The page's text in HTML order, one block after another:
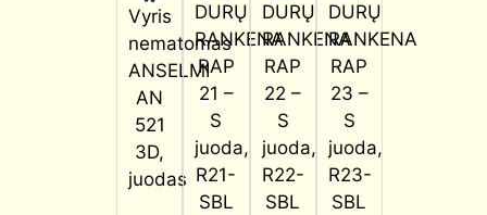
Vyris
nematomas
ANSELMI
AN
521
3D,
juodas
DURŲ
RANKENA
RAP
21 –
S
juoda,
R21-
SBL
DURŲ
RANKENA
RAP
22 –
S
juoda,
R22-
SBL
DURŲ
RANKENA
RAP
23 –
S
juoda,
R23-
SBL